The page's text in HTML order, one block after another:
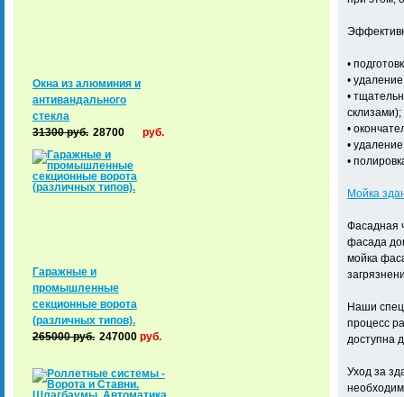
•
•
•
склизами);
•
•
•
Мойка
Фасадная
фасада
мойка
Наши
процесс
доступна
Уход за
Окна из алюминия и
антивандального
стекла
31300руб. 28700 руб.
Гаражные и
промышленные
секционные ворота
(различных типов).
265000руб. 247000 руб.